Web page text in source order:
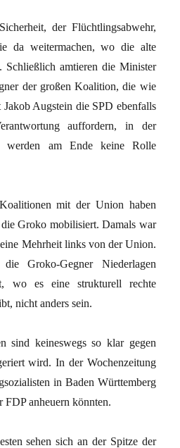
der Flüchtlingsabwehr,
da weitermachen, wo die alte
Schließlich amtieren die Minister
der großen Koalition, die wie
Augstein die SPD ebenfalls
auffordern, in der
werden am Ende keine Rolle
mit der Union haben
Groko mobilisiert. Damals war
Mehrheit links von der Union.
Groko-Gegner Niederlagen
wo es eine strukturell rechte
nicht anders sein.
sind keineswegs so klar gegen
wird. In der Wochenzeitung
in Baden Württemberg
FDP anheuern könnten.
sehen sich an der Spitze der